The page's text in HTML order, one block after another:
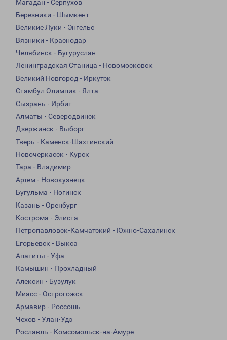
Магадан - Серпухов
Березники - Шымкент
Великие Луки - Энгельс
Вязники - Краснодар
Челябинск - Бугуруслан
Ленинградская Станица - Новомосковск
Великий Новгород - Иркутск
Стамбул Олимпик - Ялта
Сызрань - Ирбит
Алматы - Северодвинск
Дзержинск - Выборг
Тверь - Каменск-Шахтинский
Новочеркасск - Курск
Тара - Владимир
Артем - Новокузнецк
Бугульма - Ногинск
Казань - Оренбург
Кострома - Элиста
Петропавловск-Камчатский - Южно-Сахалинск
Егорьевск - Выкса
Апатиты - Уфа
Камышин - Прохладный
Алексин - Бузулук
Миасс - Острогожск
Армавир - Россошь
Чехов - Улан-Удэ
Рославль - Комсомольск-на-Амуре